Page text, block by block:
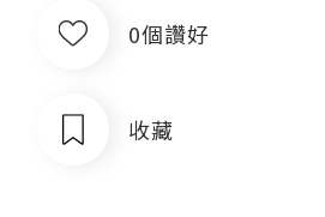
0個讚好
收藏